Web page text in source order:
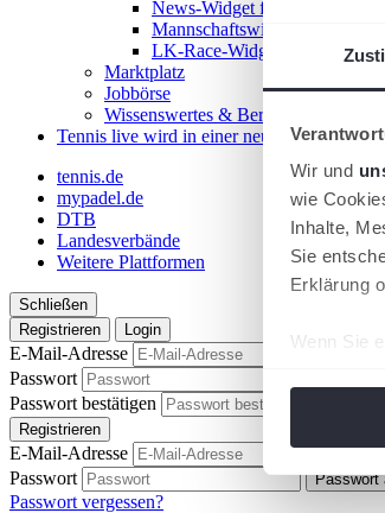
Wir und
wie
Inhalte,
Sie
Erklärung
Wenn Sie
News-Widget für Vereine
Mannschaftswidget für Vereine
LK-Race-Widget für Vereine
Marktplatz
Jobbörse
Wissenswertes & Beratung
Tennis live wird in einer neuen
tennis.de
mypadel.de
DTB
Landesverbände
Weitere Plattformen
Schließen
Registrieren
Login
E-Mail-Adresse
Passwort
Passwort bestätigen
Registrieren
E-Mail-Adresse
Passwort
Passwort
Passwort vergessen?